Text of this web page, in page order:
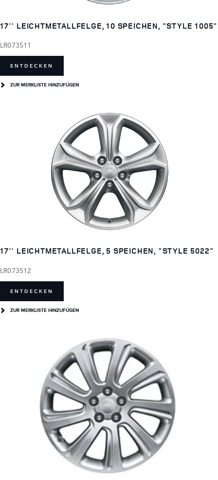
17'' LEICHTMETALLFELGE, 10 SPEICHEN, "STYLE 1005"
LR073511
ENTDECKEN
ZUR MERKLISTE HINZUFÜGEN
17'' LEICHTMETALLFELGE, 5 SPEICHEN, "STYLE 5022"
LR073512
ENTDECKEN
ZUR MERKLISTE HINZUFÜGEN